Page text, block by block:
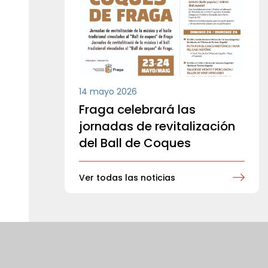
14 mayo 2026
Fraga celebrará las
jornadas de revitalización
del Ball de Coques
Ver todas las noticias